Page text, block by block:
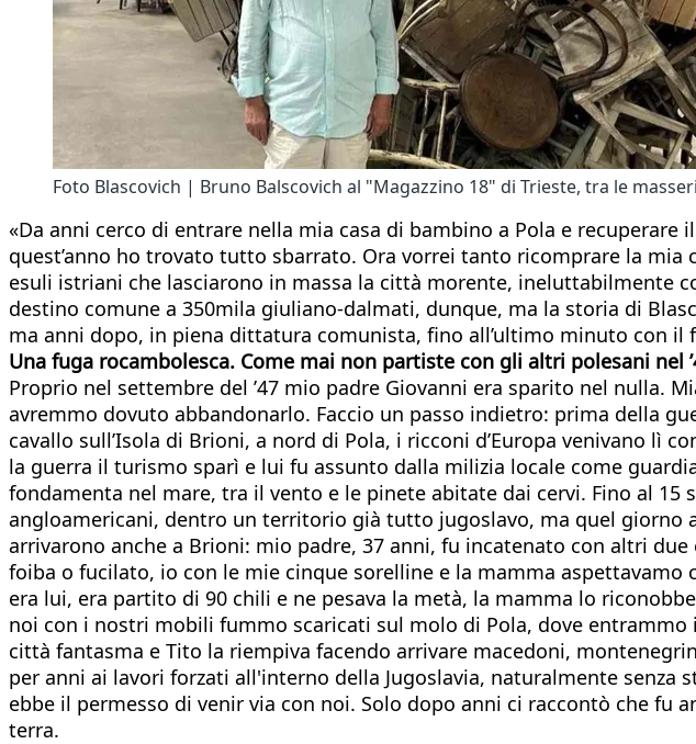
Foto Blascovich | Bruno Balscovich al "Magazzino 18" di Trieste, tra le
«Da anni cerco di entrare nella mia casa di bambino a Pola e
quest’anno ho trovato tutto sbarrato. Ora vorrei tanto ricomprare la
esuli istriani che lasciarono in massa la città morente, ineluttabilmente
destino comune a 350mila giuliano-dalmati, dunque, ma la storia di
ma anni dopo, in piena dittatura comunista, fino all’ultimo minuto con
Una fuga rocambolesca. Come mai non partiste con gli altri polesani nel
Proprio nel settembre del ’47 mio padre Giovanni era sparito nel nulla.
avremmo dovuto abbandonarlo. Faccio un passo indietro: prima della
cavallo sull’Isola di Brioni, a nord di Pola, i ricconi d’Europa venivano lì
la guerra il turismo sparì e lui fu assunto dalla milizia locale come
fondamenta nel mare, tra il vento e le pinete abitate dai cervi. Fino al 15
angloamericani, dentro un territorio già tutto jugoslavo, ma quel
arrivarono anche a Brioni: mio padre, 37 anni, fu incatenato con altri
foiba o fucilato, io con le mie cinque sorelline e la mamma aspettavamo
era lui, era partito di 90 chili e ne pesava la metà, la mamma lo
noi con i nostri mobili fummo scaricati sul molo di Pola, dove
città fantasma e Tito la riempiva facendo arrivare macedoni,
per anni ai lavori forzati all'interno della Jugoslavia, naturalmente
ebbe il permesso di venir via con noi. Solo dopo anni ci raccontò che fu
terra.